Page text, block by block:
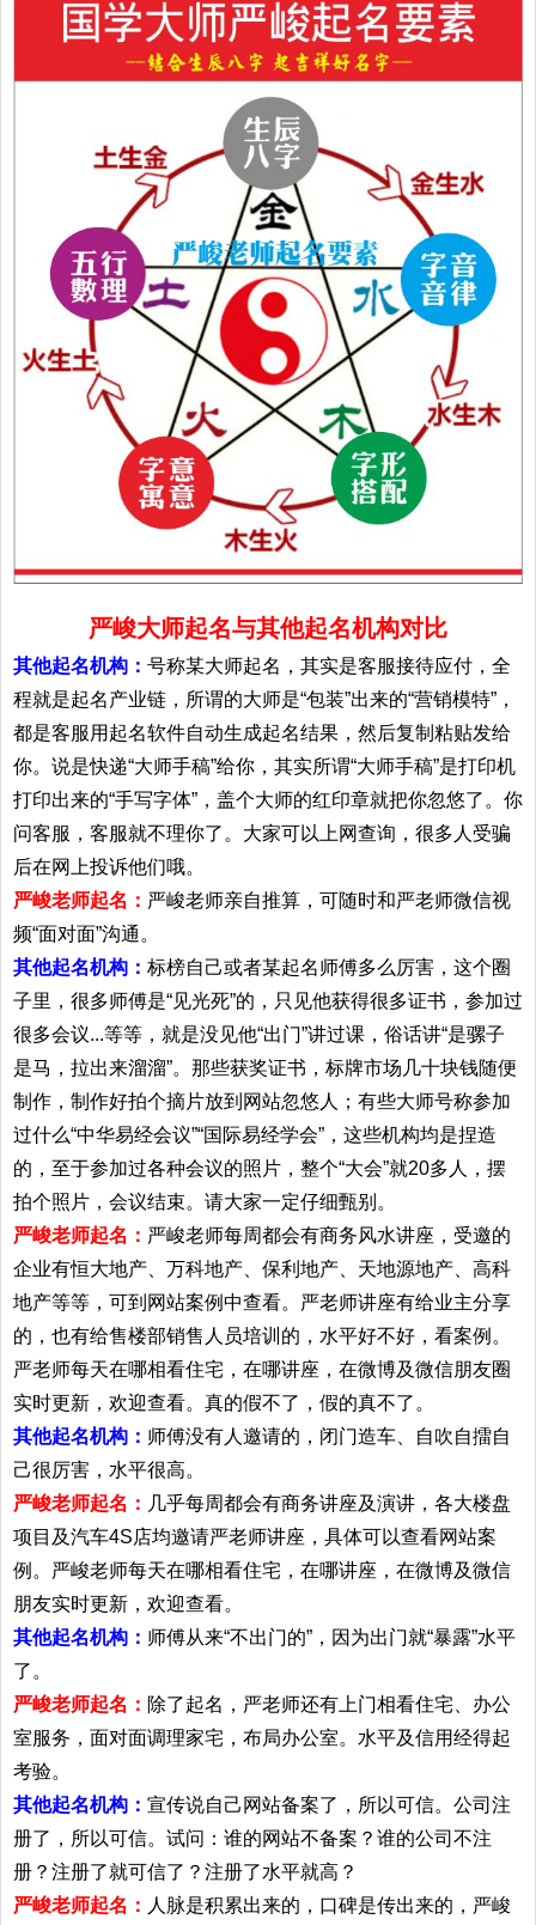
严峻大师起名与其他起名机构对比
其他起名机构： 号称某大师起名，其实是客服接待应付，全
程就是起名产业链，所谓的大师是“包装”出来的“营销模特”，
都是客服用起名软件自动生成起名结果，然后复制粘贴发给
你。说是快递“大师手稿”给你，其实所谓“大师手稿”是打印机
打印出来的“手写字体”，盖个大师的红印章就把你忽悠了。你
问客服，客服就不理你了。大家可以上网查询，很多人受骗
后在网上投诉他们哦。
严峻老师起名： 严峻老师亲自推算，可随时和严老师微信视
频“面对面”沟通。
其他起名机构： 标榜自己或者某起名师傅多么厉害，这个圈
子里，很多师傅是“见光死”的，只见他获得很多证书，参加过
很多会议...等等，就是没见他“出门”讲过课，俗话讲“是骡子
是马，拉出来溜溜”。那些获奖证书，标牌市场几十块钱随便
制作，制作好拍个摘片放到网站忽悠人；有些大师号称参加
过什么“中华易经会议”“国际易经学会”，这些机构均是捏造
的，至于参加过各种会议的照片，整个“大会”就20多人，摆
拍个照片，会议结束。请大家一定仔细甄别。
严峻老师起名： 严峻老师每周都会有商务风水讲座，受邀的
企业有恒大地产、万科地产、保利地产、天地源地产、高科
地产等等，可到网站案例中查看。严老师讲座有给业主分享
的，也有给售楼部销售人员培训的，水平好不好，看案例。
严老师每天在哪相看住宅，在哪讲座，在微博及微信朋友圈
实时更新，欢迎查看。真的假不了，假的真不了。
其他起名机构： 师傅没有人邀请的，闭门造车、自吹自擂自
己很厉害，水平很高。
严峻老师起名： 几乎每周都会有商务讲座及演讲，各大楼盘
项目及汽车4S店均邀请严老师讲座，具体可以查看网站案
例。严峻老师每天在哪相看住宅，在哪讲座，在微博及微信
朋友实时更新，欢迎查看。
其他起名机构： 师傅从来“不出门的”，因为出门就“暴露”水平
了。
严峻老师起名： 除了起名，严老师还有上门相看住宅、办公
室服务，面对面调理家宅，布局办公室。水平及信用经得起
考验。
其他起名机构： 宣传说自己网站备案了，所以可信。公司注
册了，所以可信。试问：谁的网站不备案？谁的公司不注
册？注册了就可信了？注册了水平就高？
严峻老师起名： 人脉是积累出来的，口碑是传出来的，严峻